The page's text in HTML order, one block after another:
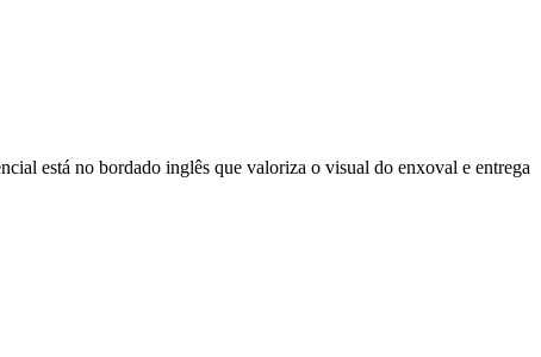
está no bordado inglês que valoriza o visual do enxoval e entrega